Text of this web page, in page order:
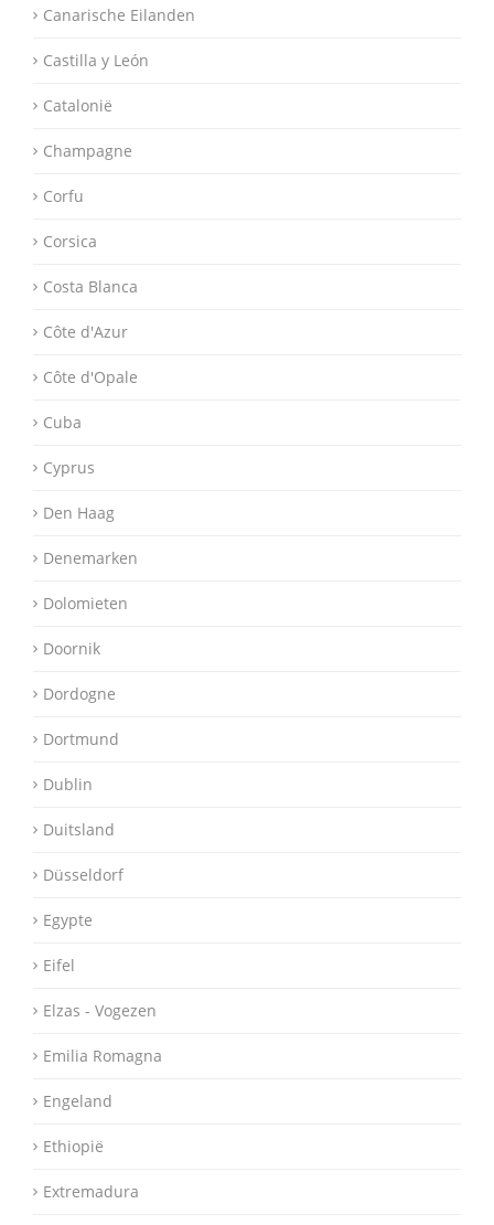
Canarische Eilanden
Castilla y León
Catalonië
Champagne
Corfu
Corsica
Costa Blanca
Côte d'Azur
Côte d'Opale
Cuba
Cyprus
Den Haag
Denemarken
Dolomieten
Doornik
Dordogne
Dortmund
Dublin
Duitsland
Düsseldorf
Egypte
Eifel
Elzas - Vogezen
Emilia Romagna
Engeland
Ethiopië
Extremadura